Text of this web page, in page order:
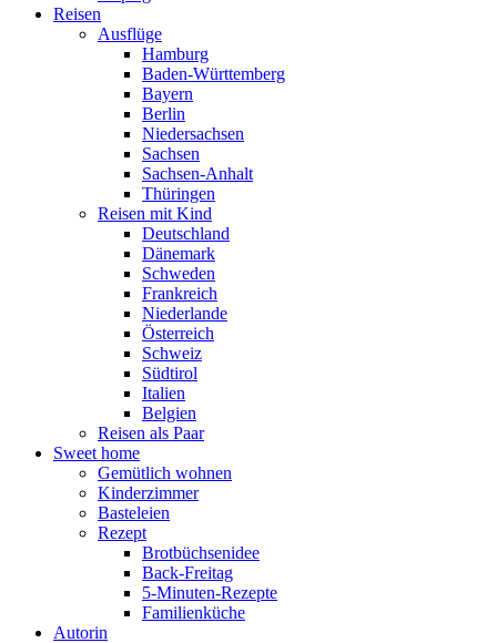
Reisen
Ausflüge
Hamburg
Baden-Württemberg
Bayern
Berlin
Niedersachsen
Sachsen
Sachsen-Anhalt
Thüringen
Reisen mit Kind
Deutschland
Dänemark
Schweden
Frankreich
Niederlande
Österreich
Schweiz
Südtirol
Italien
Belgien
Reisen als Paar
Sweet home
Gemütlich wohnen
Kinderzimmer
Basteleien
Rezept
Brotbüchsenidee
Back-Freitag
5-Minuten-Rezepte
Familienküche
Autorin